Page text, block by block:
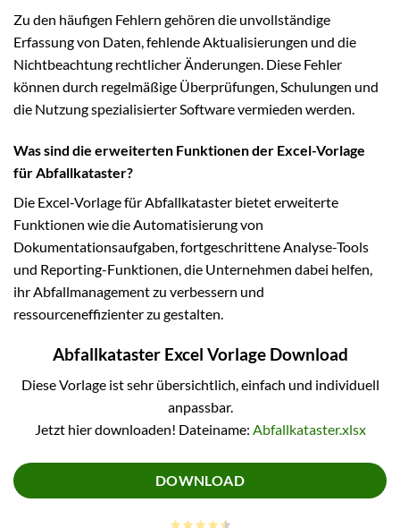
Zu den häufigen Fehlern gehören die unvollständige
Erfassung von Daten, fehlende Aktualisierungen und die
Nichtbeachtung rechtlicher Änderungen. Diese Fehler
können durch regelmäßige Überprüfungen, Schulungen und
die Nutzung spezialisierter Software vermieden werden.
Was sind die erweiterten Funktionen der Excel-Vorlage
für Abfallkataster?
Die Excel-Vorlage für Abfallkataster bietet erweiterte
Funktionen wie die Automatisierung von
Dokumentationsaufgaben, fortgeschrittene Analyse-Tools
und Reporting-Funktionen, die Unternehmen dabei helfen,
ihr Abfallmanagement zu verbessern und
ressourceneffizienter zu gestalten.
Abfallkataster Excel Vorlage Download
Diese Vorlage ist sehr übersichtlich, einfach und individuell
anpassbar.
Jetzt hier downloaden! Dateiname: Abfallkataster.xlsx
DOWNLOAD